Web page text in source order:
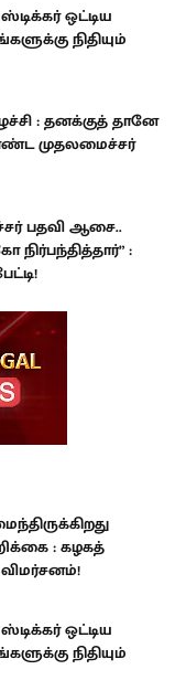
ஒட்டிய
நிதியும்
: தனக்குத் தானே
முதலமைச்சர்
பதவி ஆசை..
:
: கழகத்
ஒட்டிய
நிதியும்